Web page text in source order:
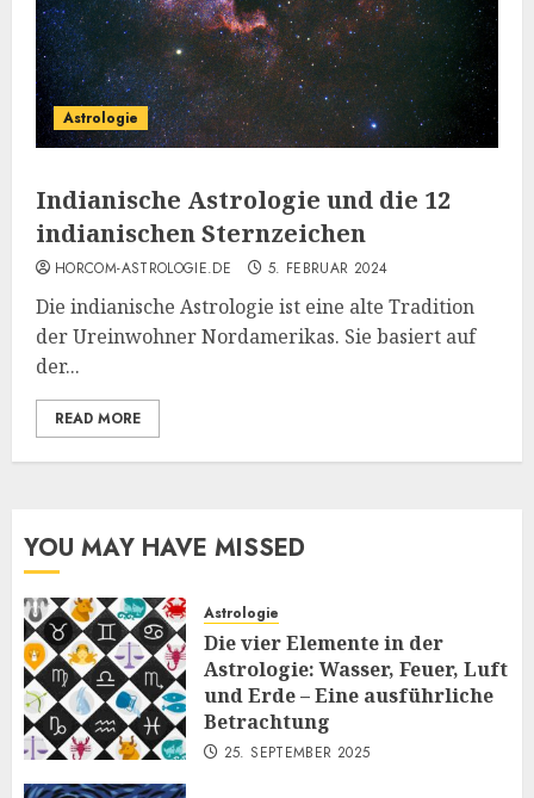
Astrologie
Indianische Astrologie und die 12
indianischen Sternzeichen
HORCOM-ASTROLOGIE.DE 5. FEBRUAR 2024
Die indianische Astrologie ist eine alte Tradition
der Ureinwohner Nordamerikas. Sie basiert auf
der...
READ MORE
YOU MAY HAVE MISSED
Astrologie
Die vier Elemente in der
Astrologie: Wasser, Feuer, Luft
und Erde – Eine ausführliche
Betrachtung
25. SEPTEMBER 2025